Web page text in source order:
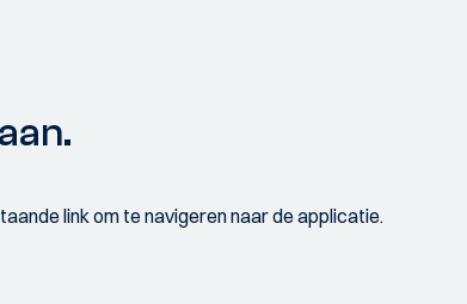
link om te navigeren naar de applicatie.